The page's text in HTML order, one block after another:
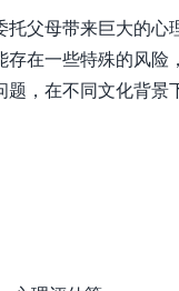
父母带来巨大的心
在一些特殊的风险
，在不同文化背景